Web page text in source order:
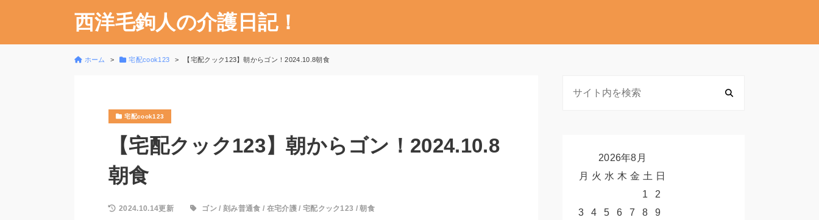
西洋毛鉤人の介護日記！
ホーム 宅配cook123 【宅配クック123】朝からゴン！2024.10.8朝食
宅配cook123
【宅配クック123】朝からゴン！2024.10.8
朝食
2024.10.14更新 ゴン /刻み普通食 / 在宅介護/ 宅配クック123 /朝食
2026年8月
月 火 水 木 金 土 日
1
2
3
4 5 6 7 8
9